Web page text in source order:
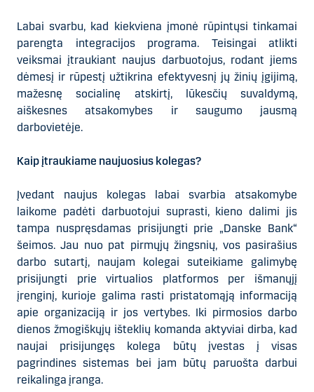
Labai svarbu, kad kiekviena įmonė rūpintųsi tinkamai
parengta integracijos programa. Teisingai atlikti
veiksmai įtraukiant naujus darbuotojus, rodant jiems
dėmesį ir rūpestį užtikrina efektyvesnį jų žinių įgijimą,
mažesnę socialinę atskirtį, lūkesčių suvaldymą,
aiškesnes atsakomybes ir saugumo jausmą
darbovietėje.
Kaip įtraukiame naujuosius kolegas?
Įvedant naujus kolegas labai svarbia atsakomybe
laikome padėti darbuotojui suprasti, kieno dalimi jis
tampa nuspręsdamas prisijungti prie „Danske Bank“
šeimos. Jau nuo pat pirmųjų žingsnių, vos pasirašius
darbo sutartį, naujam kolegai suteikiame galimybę
prisijungti prie virtualios platformos per išmanųjį
įrenginį, kurioje galima rasti pristatomąją informaciją
apie organizaciją ir jos vertybes. Iki pirmosios darbo
dienos žmogiškųjų išteklių komanda aktyviai dirba, kad
naujai prisijungęs kolega būtų įvestas į visas
pagrindines sistemas bei jam būtų paruošta darbui
reikalinga įranga.